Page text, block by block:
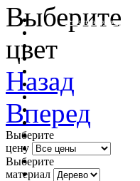
очистить фильтр цвета
Выберите
цвет
Назад
Вперед
Выберите
цену
Выберите
материал